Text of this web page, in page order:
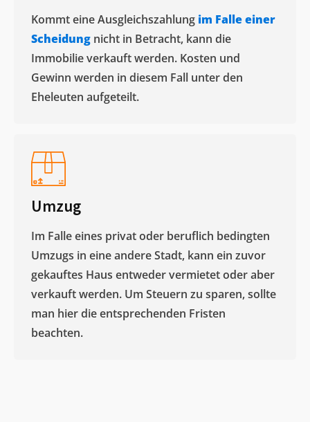
Kommt eine Ausgleichszahlung im Falle einer
Scheidung nicht in Betracht, kann die
Immobilie verkauft werden. Kosten und
Gewinn werden in diesem Fall unter den
Eheleuten aufgeteilt.​
Umzug
Im Falle eines privat oder beruflich bedingten
Umzugs in eine andere Stadt, kann ein zuvor
gekauftes Haus entweder vermietet oder aber
verkauft werden. Um Steuern zu sparen, sollte
man hier die entsprechenden Fristen
beachten.